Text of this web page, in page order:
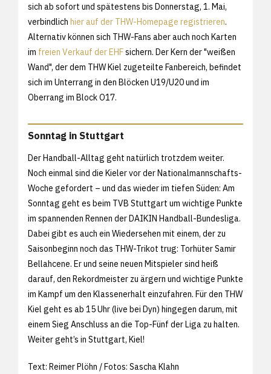
sich ab sofort und spätestens bis Donnerstag, 1. Mai,
verbindlich hier auf der THW-Homepage registrieren.
Alternativ können sich THW-Fans aber auch noch Karten
im freien Verkauf der EHFsichern. Der Kern der "weißen
Wand", der dem THW Kiel zugeteilte Fanbereich, befindet
sich im Unterrang in den Blöcken U19/U20 und im
Oberrang im Block O17.
Sonntag in Stuttgart
Der Handball-Alltag geht natürlich trotzdem weiter.
Noch einmal sind die Kieler vor der Nationalmannschafts-
Woche gefordert – und das wieder im tiefen Süden: Am
Sonntag geht es beim TVB Stuttgart um wichtige Punkte
im spannenden Rennen der DAIKIN Handball-Bundesliga.
Dabei gibt es auch ein Wiedersehen mit einem, der zu
Saisonbeginn noch das THW-Trikot trug: Torhüter Samir
Bellahcene. Er und seine neuen Mitspieler sind heiß
darauf, den Rekordmeister zu ärgern und wichtige Punkte
im Kampf um den Klassenerhalt einzufahren. Für den THW
Kiel geht es ab 15 Uhr (live bei Dyn) hingegen darum, mit
einem Sieg Anschluss an die Top-Fünf der Liga zu halten.
Weiter geht’s in Stuttgart, Kiel!
Text: Reimer Plöhn / Fotos: Sascha Klahn